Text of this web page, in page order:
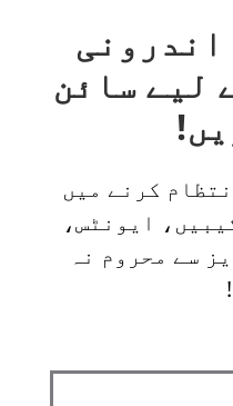
ہمارے LMC اندرونی
لیے سائن
کرنے میں
ایونٹس،
سے محروم نہ